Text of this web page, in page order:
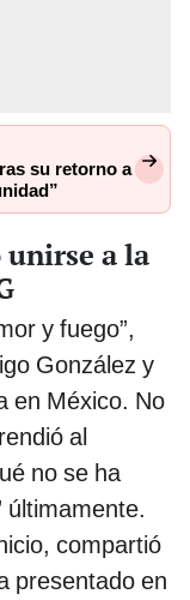
su retorno a
a la
y fuego”,
González y
en México. No
al
no se ha
últimamente.
compartió
presentado en